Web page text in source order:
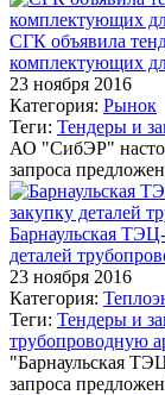
СГК объявила
комплектующих
23 ноября 2016
Категория: Рынок
Теги: Тендеры и
АО "СибЭР"
запроса
Барнаульская
деталей
23 ноября 2016
Категория:
Теги: Тендеры и
трубопроводную
"Барнаульская
запроса